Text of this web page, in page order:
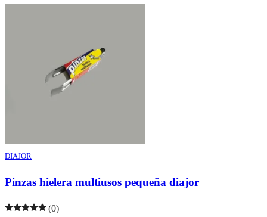
DIAJOR
Pinzas hielera multiusos pequeña diajor
(0)